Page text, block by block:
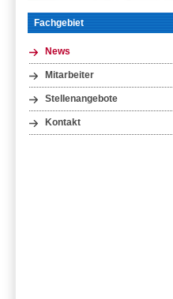
Fachgebiet
News
Mitarbeiter
Stellenangebote
Kontakt